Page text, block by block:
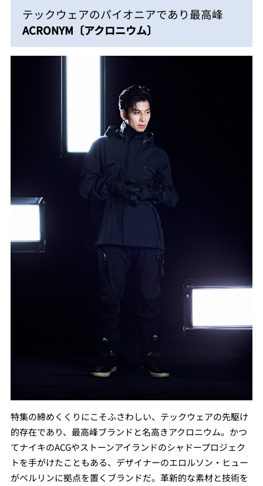
テックウェアのパイオニアであり最高峰
ACRONYM〔アクロニウム〕
特集の締めくくりにこそふさわしい、テックウェアの先駆け
的存在であり、最高峰ブランドと名高きアクロニウム。かつ
てナイキのACGやストーンアイランドのシャドープロジェク
トを手がけたこともある、デザイナーのエロルソン・ヒュー
がベルリンに拠点を置くブランドだ。革新的な素材と技術を